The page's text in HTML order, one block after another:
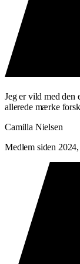
Træner du Puls &
Højere
Varighed: 50
Lokationer:
Jeg er vild med den
allerede mærke
Camilla Nielsen
Medlem siden